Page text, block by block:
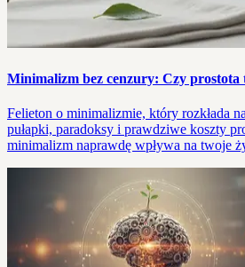
Minimalizm bez cenzury: Czy prostota
Felieton o minimalizmie, który rozkłada
pułapki, paradoksy i prawdziwe koszty
minimalizm naprawdę wpływa na twoje